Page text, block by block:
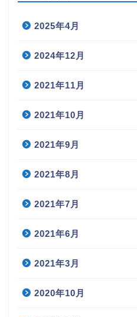
2025年4月
2024年12月
2021年11月
2021年10月
2021年9月
2021年8月
2021年7月
2021年6月
2021年3月
2020年10月